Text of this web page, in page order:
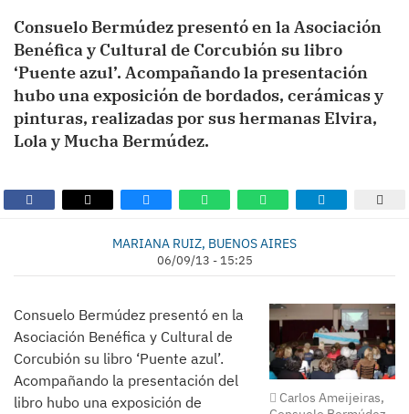
Consuelo Bermúdez presentó en la Asociación
Benéfica y Cultural de Corcubión su libro
‘Puente azul’. Acompañando la presentación
hubo una exposición de bordados, cerámicas y
pinturas, realizadas por sus hermanas Elvira,
Lola y Mucha Bermúdez.
MARIANA RUIZ, BUENOS AIRES
06/09/13 - 15:25
Carlos Ameijeiras,
Consuelo Bermúdez presentó en la
Asociación Benéfica y Cultural de
Corcubión su libro ‘Puente azul’.
Acompañando la presentación del
libro hubo una exposición de